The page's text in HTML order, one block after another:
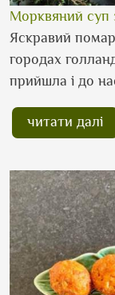
Морквяний суп
Яскравий
городах
прийшла і до
читати далі